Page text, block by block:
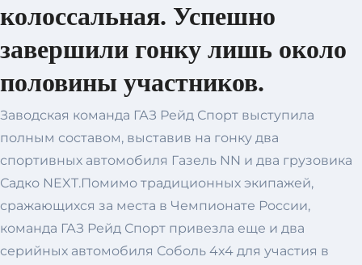
колоссальная. Успешно
завершили гонку лишь около
половины участников.
Заводская команда ГАЗ Рейд Спорт выступила
полным составом, выставив на гонку два
спортивных автомобиля Газель NN и два грузовика
Садко NEXT.Помимо традиционных экипажей,
сражающихся за места в Чемпионате России,
команда ГАЗ Рейд Спорт привезла еще и два
серийных автомобиля Соболь 4х4 для участия в